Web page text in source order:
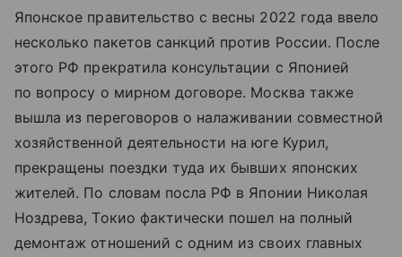
Японское правительство с весны 2022 года ввело
несколько пакетов санкций против России. После
этого РФ прекратила консультации с Японией
по вопросу о мирном договоре. Москва также
вышла из переговоров о налаживании совместной
хозяйственной деятельности на юге Курил,
прекращены поездки туда их бывших японских
жителей. По словам посла РФ в Японии Николая
Ноздрева, Токио фактически пошел на полный
демонтаж отношений с одним из своих главных